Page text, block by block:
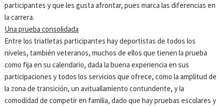
participantes y que les gusta afrontar, pues marca las diferencias en
la carrera.
Una prueba consolidada
Entre los triatletas participantes hay deportistas de todos los
niveles, también veteranos, muchos de ellos que tienen la prueba
como fija en su calendario, dada la buena experiencia en sus
participaciones y todos los servicios que ofrece, como la amplitud de
la zona de transición, un avituallamiento contundente, y la
comodidad de competir en familia, dado que hay pruebas escolares y